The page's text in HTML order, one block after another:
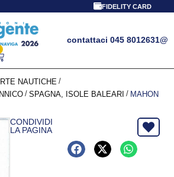
FIDELITY CARD
contattaci 045 8012631@
NAUTICHE /
/ SPAGNA, ISOLE BALEARI / MAHON
CONDIVIDI
LA PAGINA